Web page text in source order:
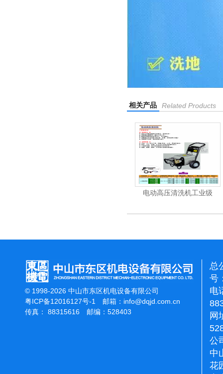
相关产品 Related Products
电动高压清洗机工业级
© 1998-2026 中山市东区机电设备有限公司
粤ICP备12016127号-1
邮箱： info@dqjd.com.cn
传真： 88315616 邮编：528403
总
号
电
网
公
中
花